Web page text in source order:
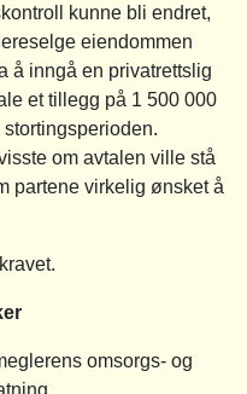
kunne bli endret,
eiendommen
å inngå en privatrettslig
et tillegg på 1 500 000
om avtalen ville stå
partene virkelig ønsket å
omsorgs- og